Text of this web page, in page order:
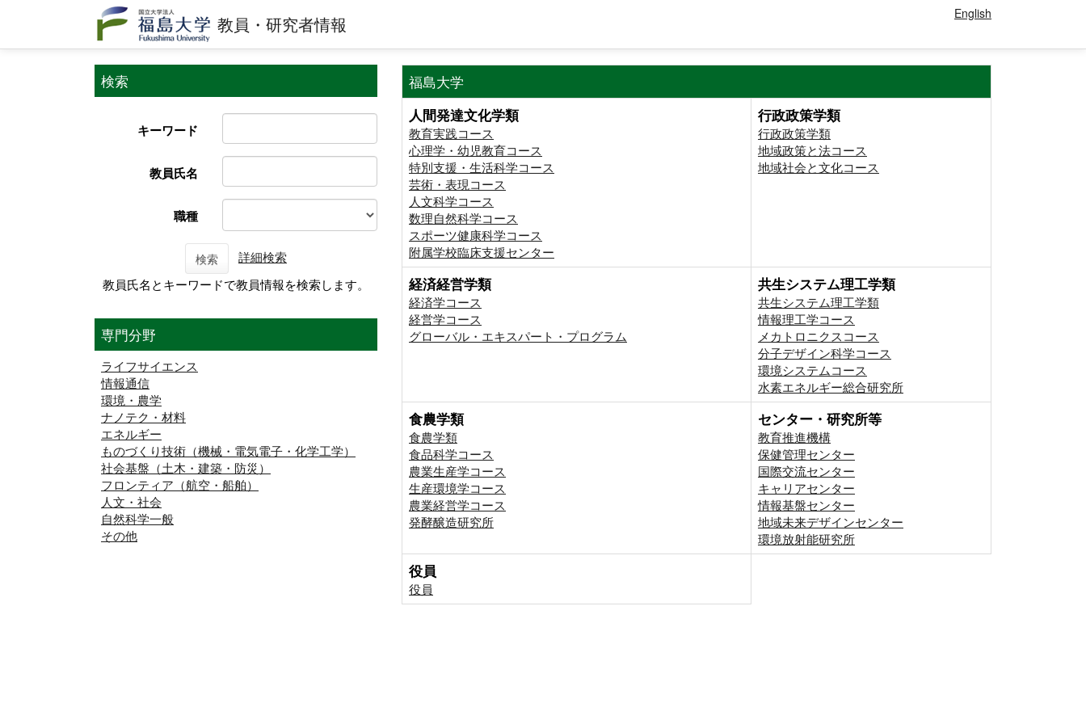
教員・研究者情報 English
検索
キーワード
教員氏名
職種
検索
詳細検索
教員氏名とキーワードで教員情報を検索します。
専門分野
ライフサイエンス
情報通信
環境・農学
ナノテク・材料
エネルギー
ものづくり技術（機械・電気電子・化学工学）
社会基盤（土木・建築・防災）
フロンティア（航空・船舶）
人文・社会
自然科学一般
その他
福島大学
人間発達文化学類
教育実践コース
心理学・幼児教育コース
特別支援・生活科学コース
芸術・表現コース
人文科学コース
数理自然科学コース
スポーツ健康科学コース
附属学校臨床支援センター
行政政策学類
行政政策学類
地域政策と法コース
地域社会と文化コース
経済経営学類
経済学コース
経営学コース
グローバル・エキスパート・プログラム
共生システム理工学類
共生システム理工学類
情報理工学コース
メカトロニクスコース
分子デザイン科学コース
環境システムコース
⽔素エネルギー総合研究所
食農学類
食農学類
食品科学コース
農業生産学コース
生産環境学コース
農業経営学コース
発酵醸造研究所
センター・研究所等
教育推進機構
保健管理センター
国際交流センター
キャリアセンター
情報基盤センター
地域未来デザインセンター
環境放射能研究所
役員
役員